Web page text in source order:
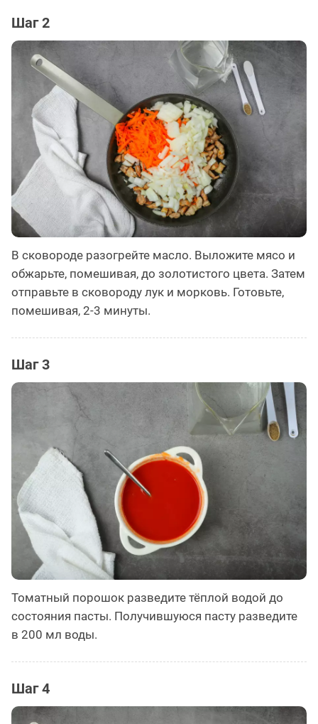
Шаг 2
В сковороде разогрейте масло. Выложите мясо и
обжарьте, помешивая, до золотистого цвета. Затем
отправьте в сковороду лук и морковь. Готовьте,
помешивая, 2-3 минуты.
Шаг 3
Томатный порошок разведите тёплой водой до
состояния пасты. Получившуюся пасту разведите
в 200 мл воды.
Шаг 4